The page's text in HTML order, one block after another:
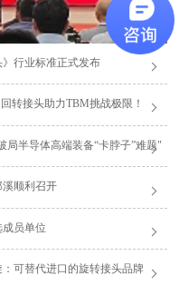
行业标准正式发布
转接头助力TBM挑战极限！
半导体高端装备“卡脖子”难题"
顺利召开
员单位
可替代进口的旋转接头品牌